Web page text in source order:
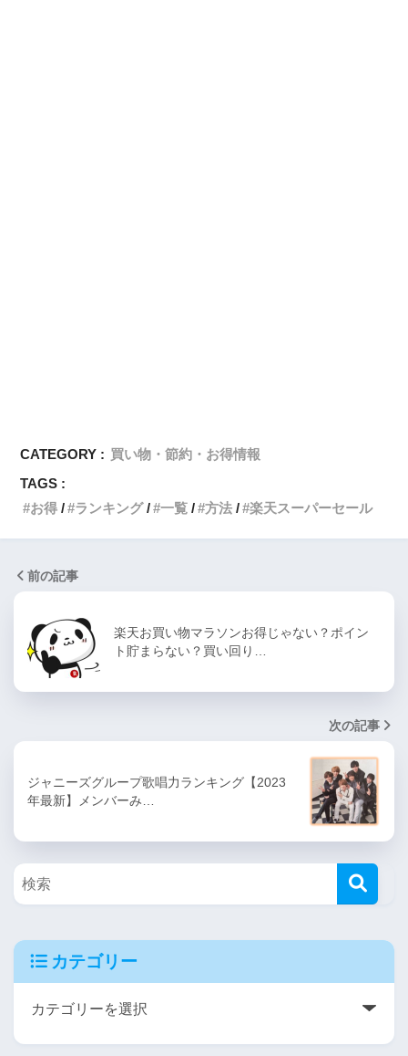
CATEGORY : 買い物・節約・お得情報
TAGS :
お得
ランキング 一覧 方法 楽天スーパーセール
前の記事
楽天お買い物マラソンお得じゃない？ポイン
ト貯まらない？買い回り…
次の記事
ジャニーズグループ歌唱力ランキング【2023
年最新】メンバーみ…
カテゴリー